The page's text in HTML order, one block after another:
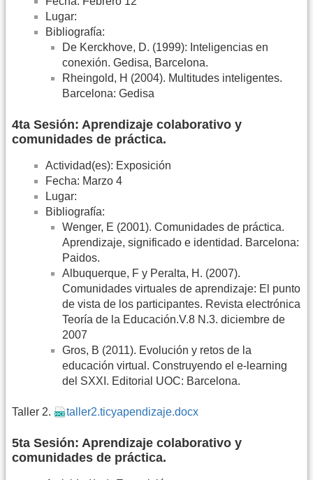
Lugar:
Bibliografía:
De Kerckhove, D. (1999): Inteligencias en
conexión. Gedisa, Barcelona.
Rheingold, H (2004). Multitudes inteligentes.
Barcelona: Gedisa
4ta Sesión: Aprendizaje colaborativo y
comunidades de práctica.
Actividad(es): Exposición
Fecha: Marzo 4
Lugar:
Bibliografía:
Wenger, E (2001). Comunidades de práctica.
Aprendizaje, significado e identidad. Barcelona:
Paidos.
Albuquerque, F y Peralta, H. (2007).
Comunidades virtuales de aprendizaje: El punto
de vista de los participantes. Revista electrónica
Teoría de la Educación.V.8 N.3. diciembre de
2007
Gros, B (2011). Evolución y retos de la
educación virtual. Construyendo el e-learning
del SXXI. Editorial UOC: Barcelona.
Taller 2. taller2.ticyapendizaje.docx
5ta Sesión: Aprendizaje colaborativo y
comunidades de práctica.